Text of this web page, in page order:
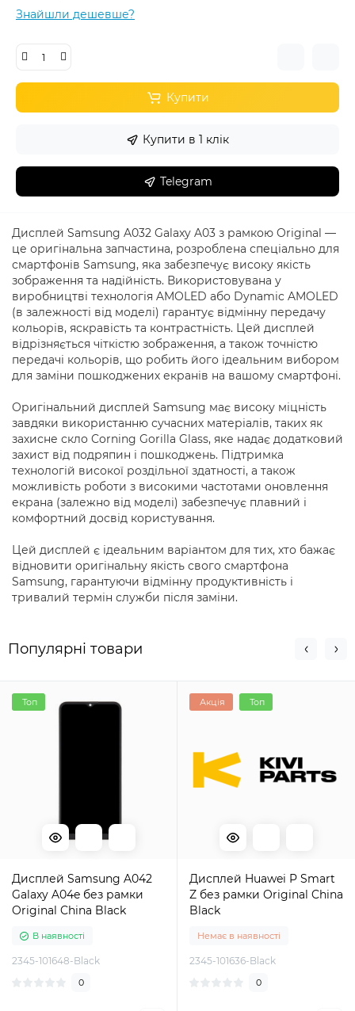
Знайшли дешевше?
Купити
Купити в 1 клік
Telegram
Дисплей Samsung A032 Galaxy A03 з рамкою Original —
це оригінальна запчастина, розроблена спеціально для
смартфонів Samsung, яка забезпечує високу якість
зображення та надійність. Використовувана у
виробництві технологія AMOLED або Dynamic AMOLED
(в залежності від моделі) гарантує відмінну передачу
кольорів, яскравість та контрастність. Цей дисплей
відрізняється чіткістю зображення, а також точністю
передачі кольорів, що робить його ідеальним вибором
для заміни пошкоджених екранів на вашому смартфоні.
Оригінальний дисплей Samsung має високу міцність
завдяки використанню сучасних матеріалів, таких як
захисне скло Corning Gorilla Glass, яке надає додатковий
захист від подряпин і пошкоджень. Підтримка
технологій високої роздільної здатності, а також
можливість роботи з високими частотами оновлення
екрана (залежно від моделі) забезпечує плавний і
комфортний досвід користування.
Цей дисплей є ідеальним варіантом для тих, хто бажає
відновити оригінальну якість свого смартфона
Samsung, гарантуючи відмінну продуктивність і
тривалий термін служби після заміни.
Популярні товари
Топ
Дисплей Samsung A042
Galaxy A04e без рамки
Original China Black
В наявності
2345-101648-Black
0
Акція Топ
Дисплей Huawei P Smart
Z без рамки Original China
Black
Немає в наявності
2345-101636-Black
0